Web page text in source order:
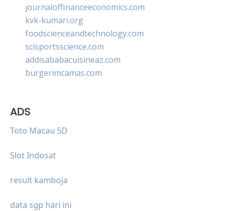
journaloffinanceeconomics.com
kvk-kumari.org
foodscienceandtechnology.com
scisportsscience.com
addisababacuisineaz.com
burgerimcamas.com
ADS
Toto Macau 5D
Slot Indosat
result kamboja
data sgp hari ini